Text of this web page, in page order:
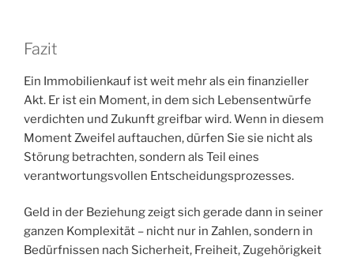
Fazit
Ein Immobilienkauf ist weit mehr als ein finanzieller
Akt. Er ist ein Moment, in dem sich Lebensentwürfe
verdichten und Zukunft greifbar wird. Wenn in diesem
Moment Zweifel auftauchen, dürfen Sie sie nicht als
Störung betrachten, sondern als Teil eines
verantwortungsvollen Entscheidungsprozesses.
Geld in der Beziehung zeigt sich gerade dann in seiner
ganzen Komplexität – nicht nur in Zahlen, sondern in
Bedürfnissen nach Sicherheit, Freiheit, Zugehörigkeit